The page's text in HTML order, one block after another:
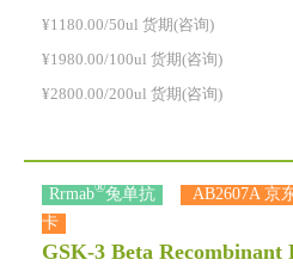
¥1180.00/50ul 货期(咨询)
¥1980.00/100ul 货期(咨询)
¥2800.00/200ul 货期(咨询)
Rrmab®兔单抗 AB2607A 京
卡
GSK-3 Beta